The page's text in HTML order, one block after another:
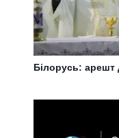
Білорусь: арешт